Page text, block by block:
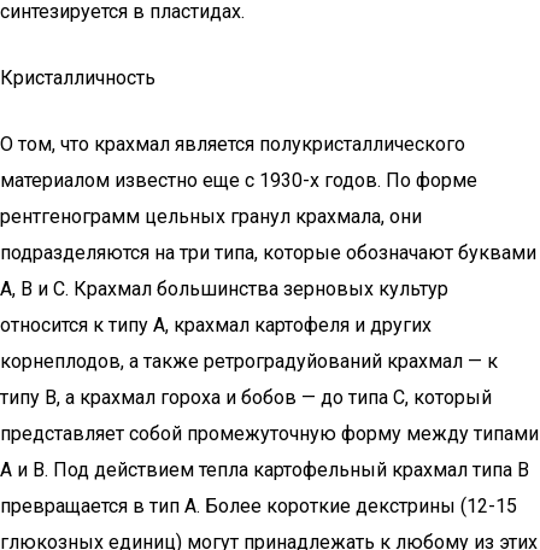
синтезируется в пластидах.
Кристалличность
О том, что крахмал является полукристаллического
материалом известно еще с 1930-х годов. По форме
рентгенограмм цельных гранул крахмала, они
подразделяются на три типа, которые обозначают буквами
А, В и С. Крахмал большинства зерновых культур
относится к типу А, крахмал картофеля и других
корнеплодов, а также ретроградуйований крахмал — к
типу В, а крахмал гороха и бобов — до типа С, который
представляет собой промежуточную форму между типами
А и В. Под действием тепла картофельный крахмал типа В
превращается в тип А. Более короткие декстрины (12-15
глюкозных единиц) могут принадлежать к любому из этих